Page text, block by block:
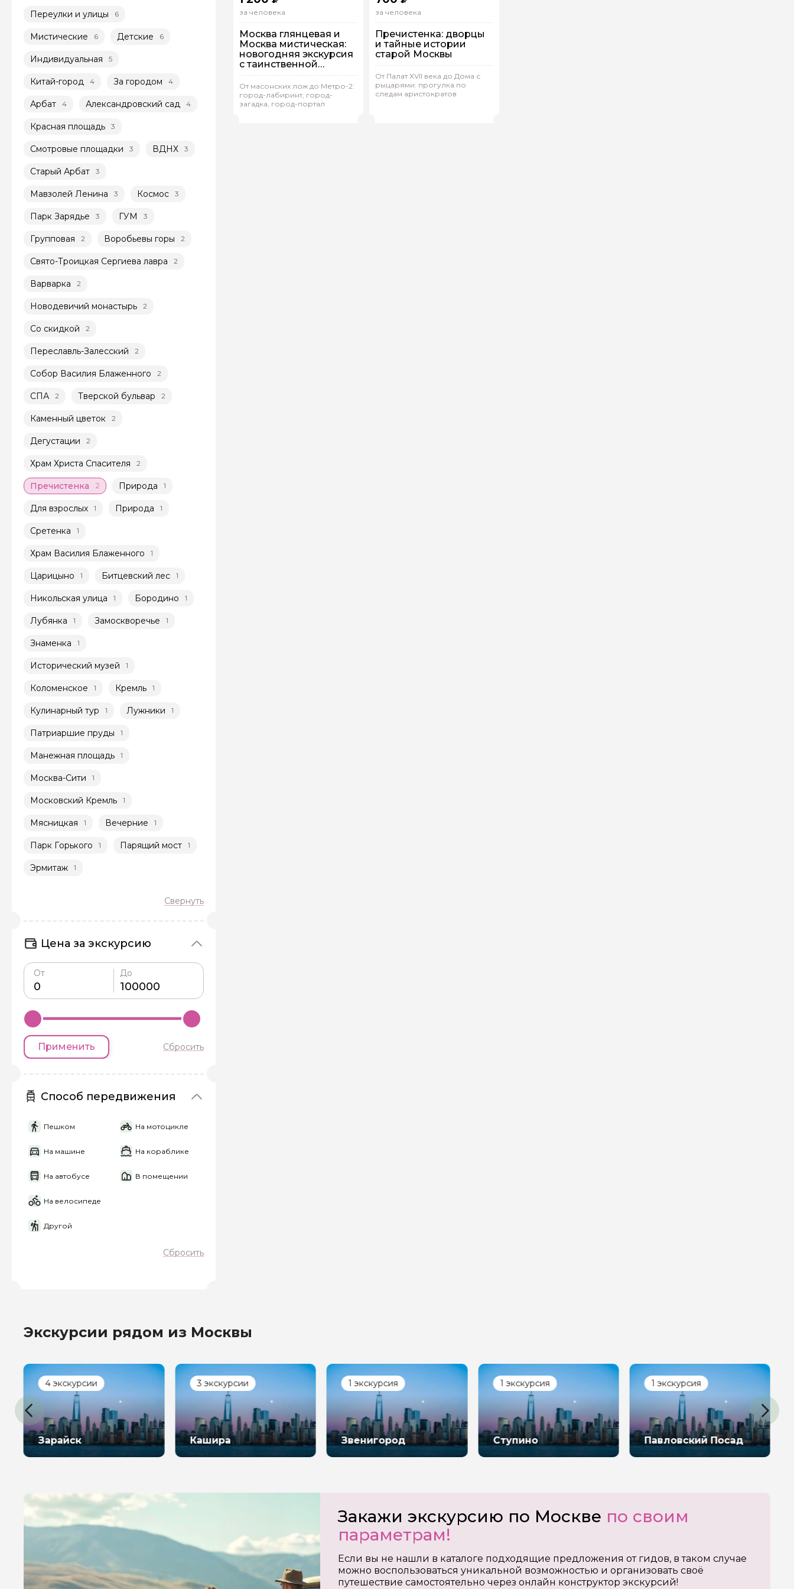
Переулки и улицы 6
Мистические 6 Детские 6
Индивидуальная 5
Китай-город 4 За городом 4
Арбат 4 Александровский сад 4
Красная площадь 3
Смотровые площадки 3 ВДНХ 3
Старый Арбат 3
Мавзолей Ленина 3 Космос 3
Парк Зарядье 3 ГУМ 3
Групповая 2 Воробьевы горы 2
Свято-Троицкая Сергиева лавра 2
Варварка 2
Новодевичий монастырь 2
Со скидкой 2
Переславль-Залесский 2
Собор Василия Блаженного 2
СПА 2 Тверской бульвар 2
Каменный цветок 2
Дегустации 2
Храм Христа Спасителя 2
Пречистенка 2 Природа 1
Для взрослых 1 Природа 1
Сретенка 1
Храм Василия Блаженного 1
Царицыно 1 Битцевский лес 1
Никольская улица 1 Бородино 1
Лубянка 1 Замоскворечье 1
Знаменка 1
Исторический музей 1
Коломенское 1 Кремль 1
Кулинарный тур 1 Лужники 1
Патриаршие пруды 1
Манежная площадь 1
Москва-Сити 1
Московский Кремль 1
Мясницкая 1 Вечерние 1
Парк Горького 1 Парящий мост 1
Эрмитаж 1
Цена за экскурсию
От До
Применить Сбросить
Способ передвижения
Пешком На мотоцикле
На машине На кораблике
На автобусе В помещении
На велосипеде
Другой
Сбросить
за человека
Москва глянцевая и
Москва мистическая:
новогодняя экскурсия
с таинственной
начинкой
От масонских лож до Метро-2:
город-лабиринт, город-
загадка, город-портал
Валерия.П 837
Групповая На автобусе
за человека
Пречистенка: дворцы
и тайные истории
старой Москвы
От Палат XVII века до Дома с
рыцарями: прогулка по
следам аристократов
Групповая Пешком
Экскурсии рядом из Москвы
4 экскурсии
Зарайск
3 экскурсии
Кашира
1 экскурсия
Звенигород
1 экскурсия
Ступино
1 экскурсия
Павловский Посад
Закажи экскурсию по Москве по своим
параметрам!
Если вы не нашли в каталоге подходящие предложения от гидов, в таком случае
можно воспользоваться уникальной возможностью и организовать своё
путешествие самостоятельно через онлайн конструктор экскурсий!